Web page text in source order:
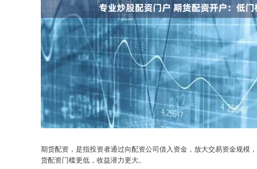
期货配资，是指投资者通过向配资公司借入资金，放大交易资金规模
货配资门槛更低，收益潜力更大。